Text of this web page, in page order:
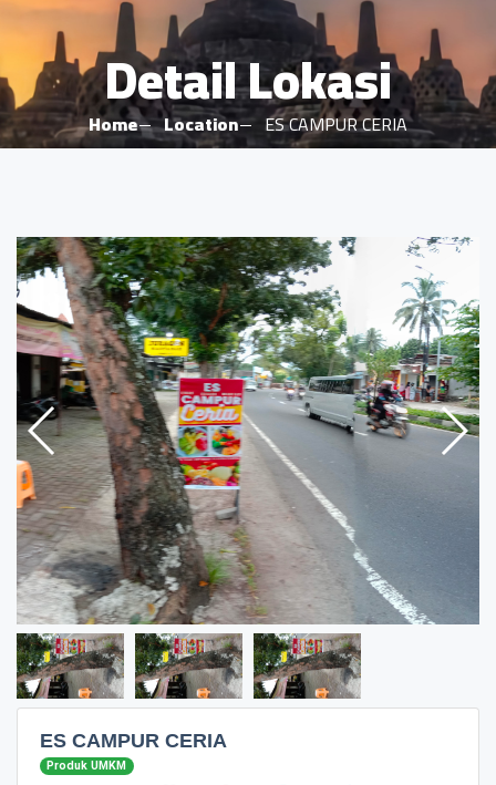
Detail Lokasi
Home Location ES CAMPUR CERIA
ES CAMPUR CERIA
Produk UMKM